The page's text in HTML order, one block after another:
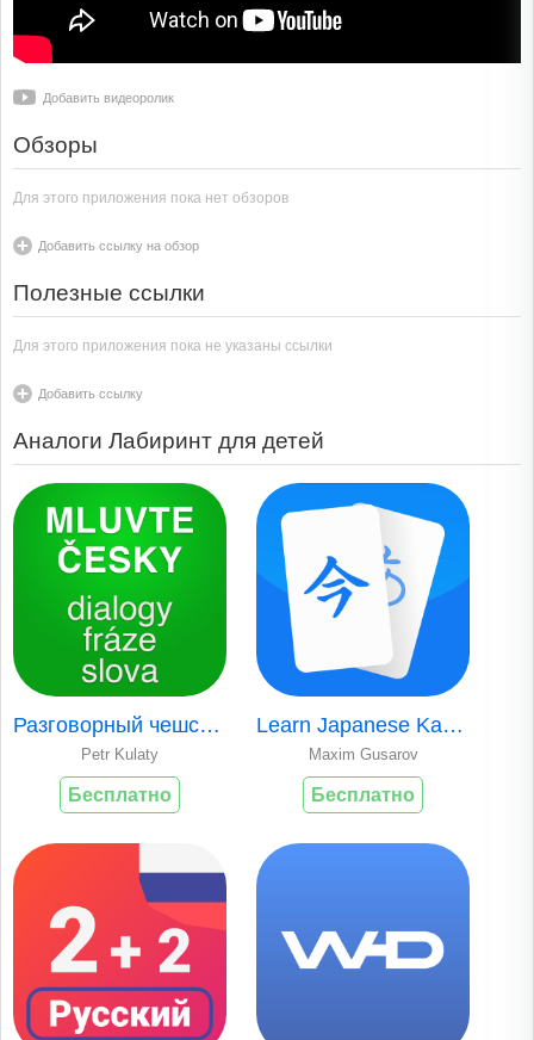
Добавить видеоролик
Обзоры
Для этого приложения пока нет обзоров
Добавить ссылку на обзор
Полезные ссылки
Для этого приложения пока не указаны ссылки
Добавить ссылку
Аналоги Лабиринт для детей
Разговорный чешский язык
Petr Kulaty
Бесплатно
Learn Japanese Kanji & Words
Maxim Gusarov
Бесплатно